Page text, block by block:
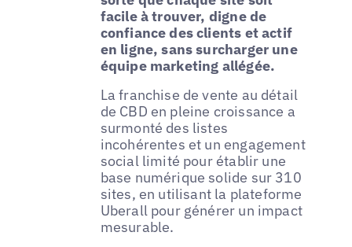
facile à trouver, digne de
confiance des clients et actif
en ligne, sans surcharger une
équipe marketing allégée.
La franchise de vente au détail
de CBD en pleine croissance a
surmonté des listes
incohérentes et un engagement
social limité pour établir une
base numérique solide sur 310
sites, en utilisant la plateforme
Uberall pour générer un impact
mesurable.